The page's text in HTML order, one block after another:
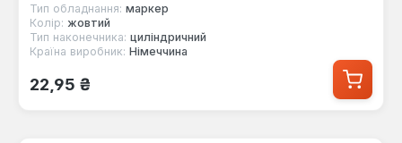
Тип обладнання: маркер
Колір: жовтий
Тип наконечника: циліндричний
Країна виробник: Німеччина
Звичайна ціна:
22,95 ₴